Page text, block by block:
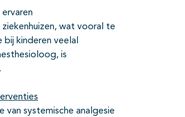
wat vooral te
bij kinderen veelal
is
systemische analgesie